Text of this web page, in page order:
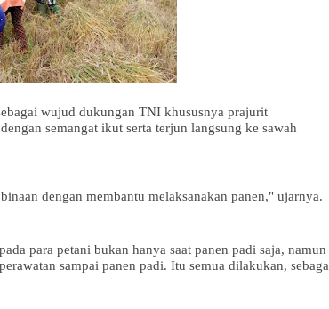
wujud dukungan TNI khususnya prajurit
semangat ikut serta terjun langsung ke sawah
dengan membantu melaksanakan panen," ujarnya.
para petani bukan hanya saat panen padi saja, namun
sampai panen padi. Itu semua dilakukan,